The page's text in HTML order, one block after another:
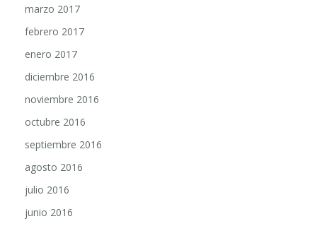
febrero 2017
enero 2017
diciembre 2016
noviembre 2016
octubre 2016
septiembre 2016
agosto 2016
julio 2016
junio 2016
mayo 2016